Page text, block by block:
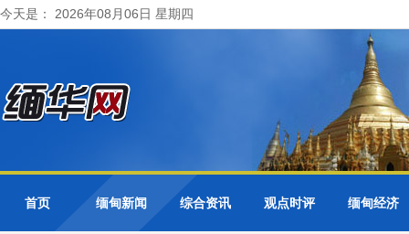
今天是： 2026年08月06日 星期四
首页 缅甸新闻 综合资讯 观点时评 缅甸经济